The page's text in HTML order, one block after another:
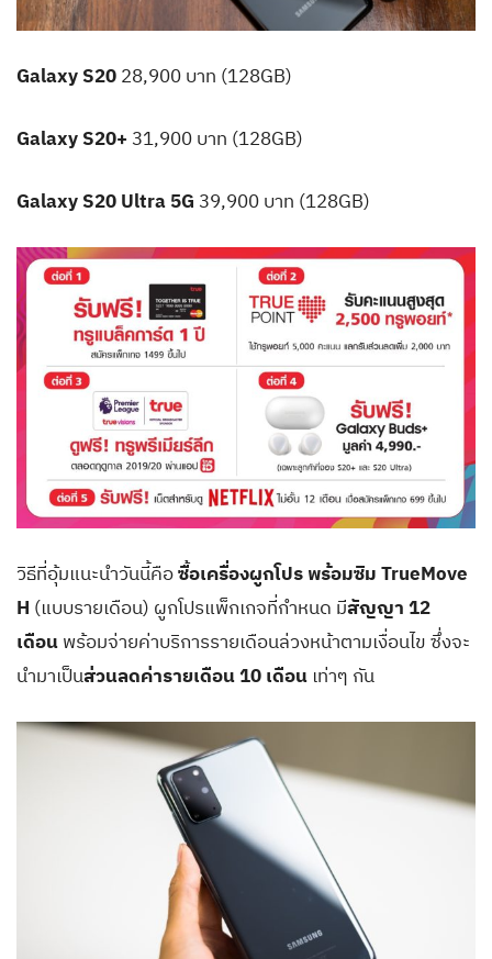
Galaxy S20 28,900 บาท (128GB)
Galaxy S20+ 31,900 บาท (128GB)
Galaxy S20 Ultra 5G 39,900 บาท (128GB)
วิธีที่อุ้มแนะนำวันนี้คือซื้อเครื่องผูกโปร พร้อมซิม TrueMove
H (แบบรายเดือน) ผูกโปรแพ็กเกจที่กำหนด มีสัญญา 12
เดือน พร้อมจ่ายค่าบริการรายเดือนล่วงหน้าตามเงื่อนไข ซึ่งจะ
นำมาเป็นส่วนลดค่ารายเดือน 10 เดือน เท่าๆ กัน